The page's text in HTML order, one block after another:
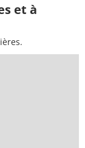
et à